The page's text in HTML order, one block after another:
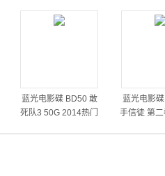
蓝光电影碟 BD50 敢
死队3 50G 2014热门
蓝光电影
手信徒 第